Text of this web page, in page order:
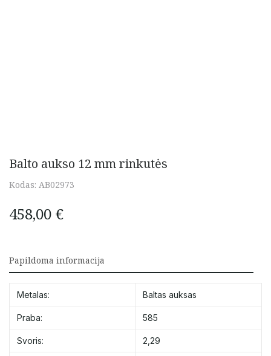
Balto aukso 12 mm rinkutės
Kodas: AB02973
458,00 €
Papildoma informacija
Metalas: Baltas auksas
Praba: 585
Svoris: 2,29